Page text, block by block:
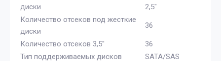
диски
2,5"
Количество отсеков под жесткие
диски
36
Количество отсеков 3,5''
36
Тип поддерживаемых дисков
SATA/SAS